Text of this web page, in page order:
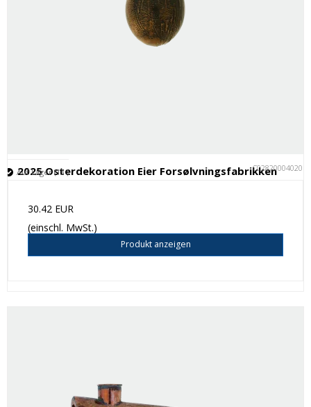
2025 Osterdekoration Eier ForsølvningsfabrikkenC028200040201
Auf Lager (13 )
30.42 EUR
(einschl. MwSt.)
Produkt anzeigen